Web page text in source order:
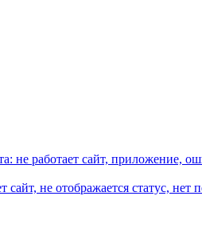
не работает сайт, приложение,
сайт, не отображается статус, нет